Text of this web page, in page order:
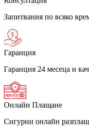
Запитвания по всяко
Гаранция
Гаранция 24 месеца и
Онлайн Плащане
Сигурни онлайн